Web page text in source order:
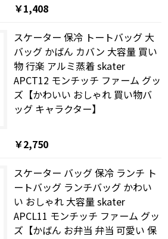
￥1,408
スケーター 保冷 トートバッグ 大
バッグ かばん カバン 大容量 買い
物 行楽 アルミ蒸着 skater
APCT12 モンチッチ ファーム グッ
ズ【かわいい おしゃれ 買い物バ
ッグ キャラクター】
￥2,750
スケーター バッグ 保冷 ランチ ト
ートバッグ ランチバッグ かわい
い おしゃれ 大容量 skater
APCL11 モンチッチ ファーム グッ
ズ【かばん お弁当 弁当 可愛い 保